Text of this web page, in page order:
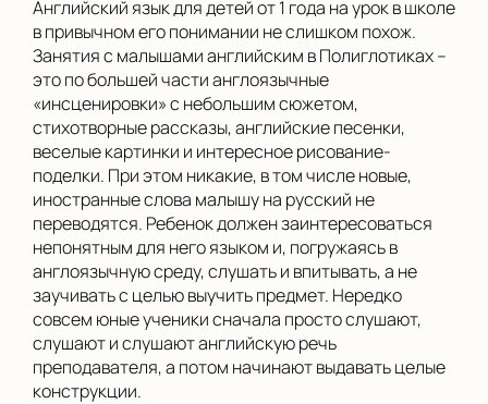
области
Показать на карте
Выбрать другой город
Английский язык для детей от 1 года на урок в школе
в привычном его понимании не слишком похож.
Занятия с малышами английским в Полиглотиках –
это по большей части англоязычные
«инсценировки» с небольшим сюжетом,
стихотворные рассказы, английские песенки,
веселые картинки и интересное рисование-
поделки. При этом никакие, в том числе новые,
иностранные слова малышу на русский не
переводятся. Ребенок должен заинтересоваться
непонятным для него языком и, погружаясь в
англоязычную среду, слушать и впитывать, а не
заучивать с целью выучить предмет. Нередко
совсем юные ученики сначала просто слушают,
слушают и слушают английскую речь
преподавателя, а потом начинают выдавать целые
конструкции.